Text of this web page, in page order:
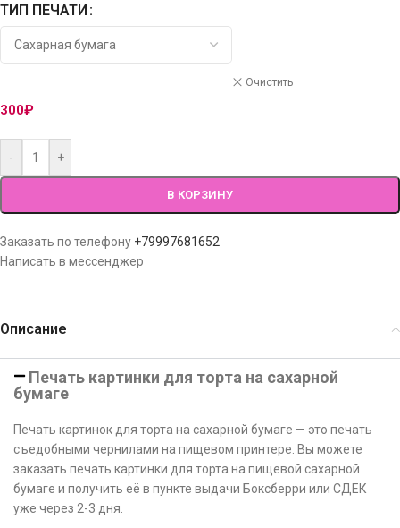
ТИП ПЕЧАТИ
Очистить
300₽
- +
В КОРЗИНУ
Заказать по телефону +79997681652
Написать в мессенджер
Описание
Печать картинки для торта на сахарной
бумаге
Печать картинок для торта на сахарной бумаге — это печать
съедобными чернилами на пищевом принтере. Вы можете
заказать печать картинки для торта на пищевой сахарной
бумаге и получить её в пункте выдачи Боксберри или СДЕК
уже через 2-3 дня.